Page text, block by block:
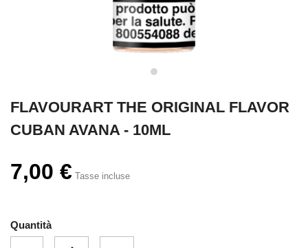
FLAVOURART THE ORIGINAL FLAVOR
CUBAN AVANA - 10ML
7,00 € Tasse incluse
Quantità